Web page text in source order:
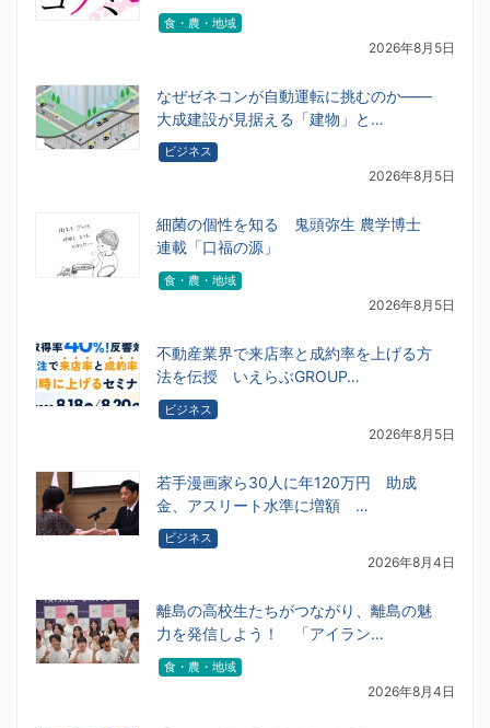
食・農・地域
2026年8月5日
なぜゼネコンが自動運転に挑むのか――
大成建設が見据える「建物」と…
ビジネス
2026年8月5日
細菌の個性を知る 鬼頭弥生 農学博士
連載「口福の源」
食・農・地域
2026年8月5日
不動産業界で来店率と成約率を上げる方
法を伝授 いえらぶGROUP…
ビジネス
2026年8月5日
若手漫画家ら30人に年120万円 助成
金、アスリート水準に増額 …
ビジネス
2026年8月4日
離島の高校生たちがつながり、離島の魅
力を発信しよう！ 「アイラン…
食・農・地域
2026年8月4日